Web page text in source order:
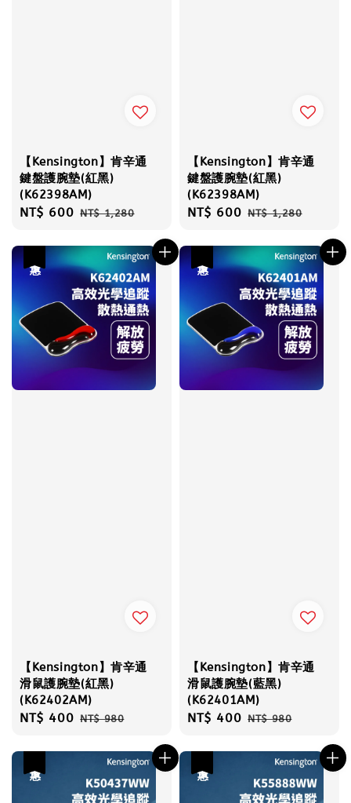
【Kensington】肯辛通
鍵盤護腕墊(紅黑)
(K62398AM)
Sale
NT$ 600 Regular
NT$ 1,280
【Kensington】肯辛通
鍵盤護腕墊(紅黑)
(K62398AM)
Sale
NT$ 600 Regular
NT$ 1,280
【Kensington】肯辛通
滑鼠護腕墊(紅黑)
(K62402AM)
Sale
NT$ 400 Regular
NT$ 980
【Kensington】肯辛通
滑鼠護腕墊(藍黑)
(K62401AM)
Sale
NT$ 400 Regular
NT$ 980